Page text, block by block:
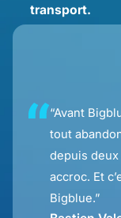
transport.
“Avant
tout
depuis
accroc. Et
Bigblue.”